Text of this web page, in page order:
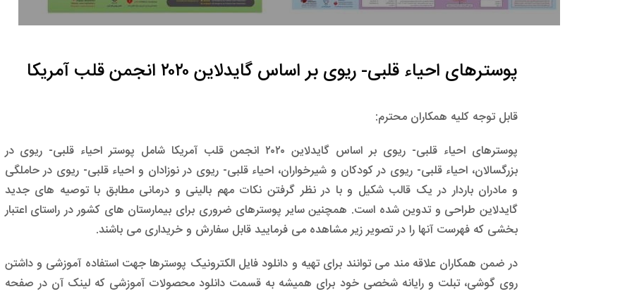
پوسترهای احیاء قلبی- ریوی بر اساس گایدلاین ۲۰۲۰ انجمن قلب آمریکا
قابل توجه کلیه همکاران محترم:
پوسترهای احیاء قلبی- ریوی بر اساس گایدلاین ۲۰۲۰ انجمن قلب آمریکا شامل پوستر احیاء قلبی- ریوی در
بزرگسالان، احیاء قلبی- ریوی در کودکان و شیرخواران، احیاء قلبی- ریوی در نوزادان و احیاء قلبی- ریوی در حاملگی
و مادران باردار در یک قالب شکیل و با در نظر گرفتن نکات مهم بالینی و درمانی مطابق با توصیه های جدید
گایدلاین طراحی و تدوین شده است. همچنین سایر پوسترهای ضروری برای بیمارستان های کشور در راستای اعتبار
بخشی که فهرست آنها را در تصویر زیر مشاهده می فرمایید قابل سفارش و خریداری می باشند.
در ضمن همکاران علاقه مند می توانند برای تهیه و دانلود فایل الکترونیک پوسترها جهت استفاده آموزشی و داشتن
روی گوشی، تبلت و رایانه شخصی خود برای همیشه به قسمت دانلود محصولات آموزشی که لینک آن در صفحه